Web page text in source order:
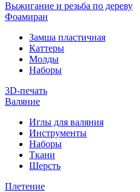
Выжигание и резьба по дереву
Фоамиран
Замша пластичная
Каттеры
Молды
Наборы
3D-печать
Валяние
Иглы для валяния
Инструменты
Наборы
Ткани
Шерсть
Плетение